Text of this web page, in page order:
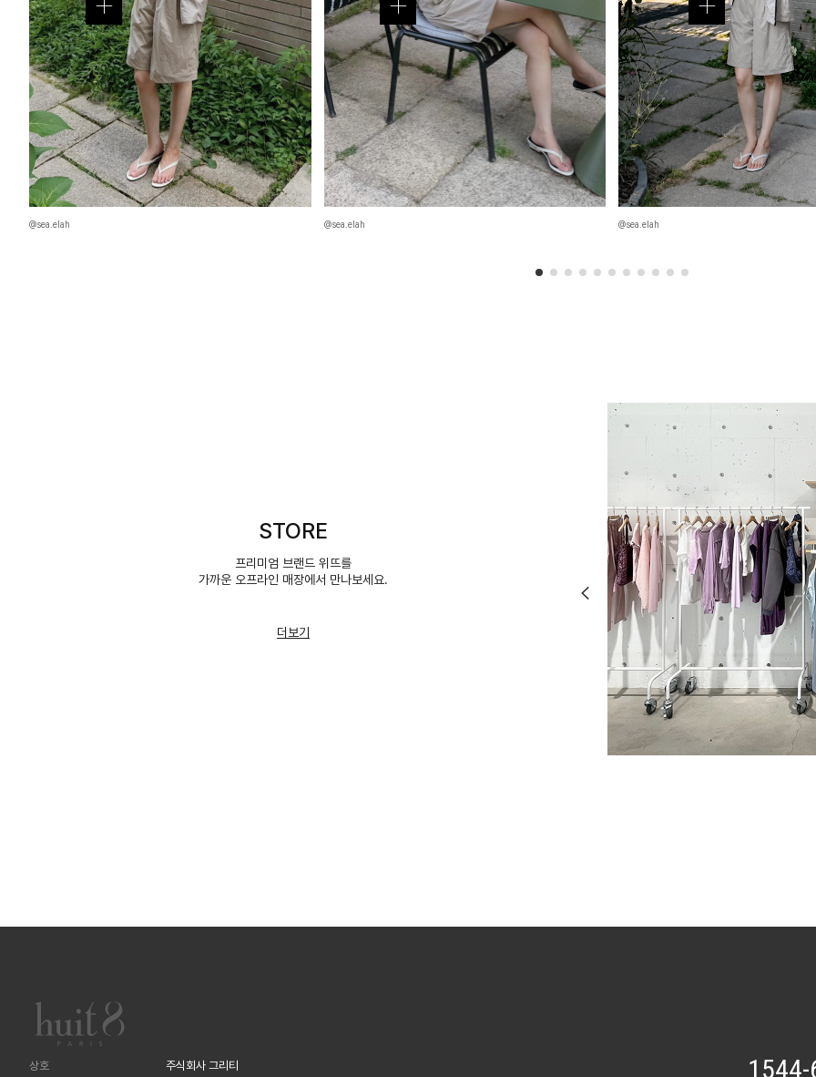
@sea.elah @sea.elah @sea.elah
STORE
프리미엄 브랜드 위뜨를
가까운 오프라인 매장에서 만나보세요.
더보기
상호 주식회사 그리티 1544-